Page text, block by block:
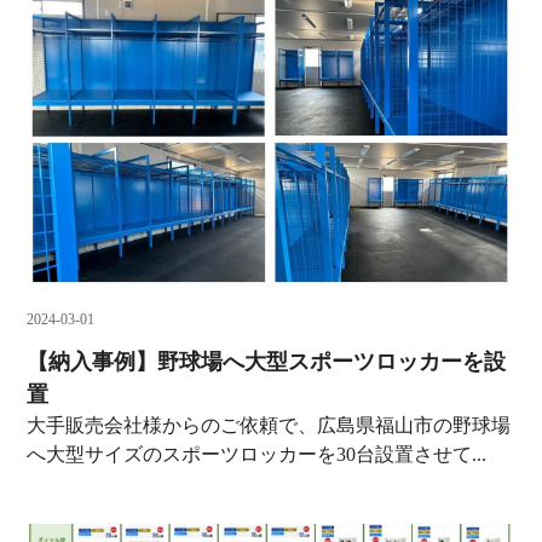
2024-03-01
【納入事例】野球場へ大型スポーツロッカーを設
置
大手販売会社様からのご依頼で、広島県福山市の野球場
へ大型サイズのスポーツロッカーを30台設置させて...